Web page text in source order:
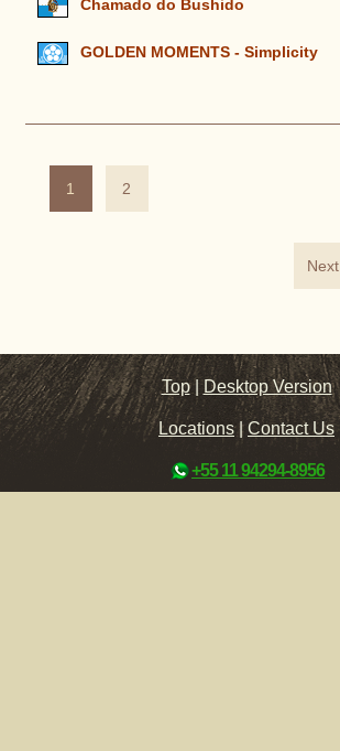
Chamado do Bushido
GOLDEN MOMENTS - Simplicity
1 2
Next
Top |Desktop Version
Locations|Contact Us
+55 11 94294-8956